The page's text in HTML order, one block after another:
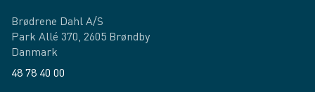
Brødrene Dahl A/S
Park Allé 370, 2605 Brøndby
Danmark
48 78 40 00